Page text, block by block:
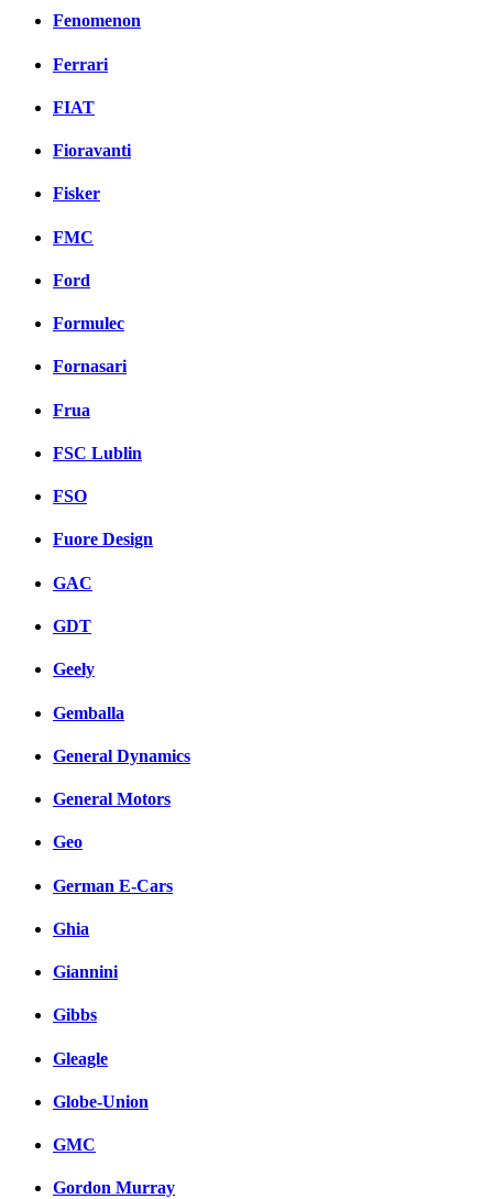
Fenomenon
Ferrari
FIAT
Fioravanti
Fisker
FMC
Ford
Formulec
Fornasari
Frua
FSC Lublin
FSO
Fuore Design
GAC
GDT
Geely
Gemballa
General Dynamics
General Motors
Geo
German E-Cars
Ghia
Giannini
Gibbs
Gleagle
Globe-Union
GMC
Gordon Murray